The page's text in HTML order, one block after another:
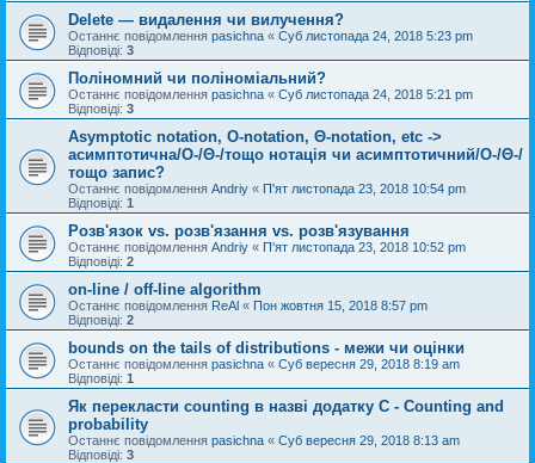
Delete — видалення чи вилучення?
Останнє повідомлення pasichna « Суб листопада 24, 2018 5:23 pm
Відповіді: 3
Поліномний чи поліноміальний?
Останнє повідомлення pasichna « Суб листопада 24, 2018 5:21 pm
Відповіді: 3
Asymptotic notation, O-notation, Θ-notation, etc ->
асимптотична/O-/Θ-/тощо нотація чи асимптотичний/O-/Θ-/
тощо запис?
Останнє повідомлення Andriy « П'ят листопада 23, 2018 10:54 pm
Відповіді: 1
Розв'язок vs. розв'язання vs. розв'язування
Останнє повідомлення Andriy « П'ят листопада 23, 2018 10:52 pm
Відповіді: 2
on-line / off-line algorithm
Останнє повідомлення ReAl « Пон жовтня 15, 2018 8:57 pm
Відповіді: 2
bounds on the tails of distributions - межи чи оцінки
Останнє повідомлення pasichna « Суб вересня 29, 2018 8:19 am
Відповіді: 1
Як перекласти counting в назві додатку С - Counting and
probability
Останнє повідомлення pasichna « Суб вересня 29, 2018 8:13 am
Відповіді: 3